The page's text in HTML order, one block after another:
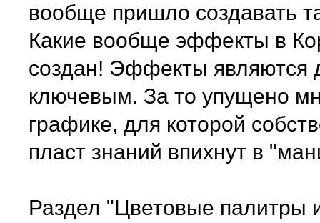
вообще пришло создавать
Какие вообще эффекты в
создан! Эффекты являются
ключевым. За то упущено
графике, для которой
пласт знаний впихнут в
Раздел "Цветовые палитры